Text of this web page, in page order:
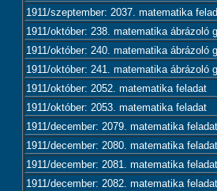
1911/szeptember: 2037. matematika
1911/október: 238. matematika ábrázoló
1911/október: 240. matematika ábrázoló
1911/október: 241. matematika ábrázoló
1911/október: 2052. matematika feladat
1911/október: 2053. matematika feladat
1911/december: 2079. matematika feladat
1911/december: 2080. matematika feladat
1911/december: 2081. matematika feladat
1911/december: 2082. matematika feladat